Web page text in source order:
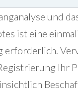
und
ist eine
erforderlich.
Ihr